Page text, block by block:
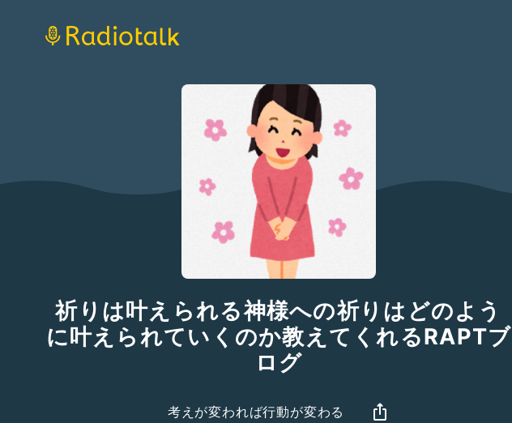
祈りは叶えられる神様への祈りはどのよう
に叶えられていくのか教えてくれるRAPTブ
ログ
考えが変われば行動が変わる